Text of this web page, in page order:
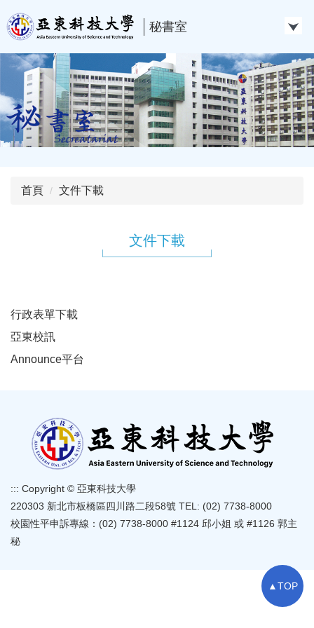
到
主
要
內
區
秘書室
首頁 文件下載
文件下載
行政表單下載
亞東校訊
Announce平台
▲TOP
::: Copyright © 亞東科技大學
220303 新北市板橋區四川路二段58號 TEL: (02) 7738-8000
校園性平申訴專線：(02) 7738-8000 #1124 邱小姐 或 #1126 郭主
秘